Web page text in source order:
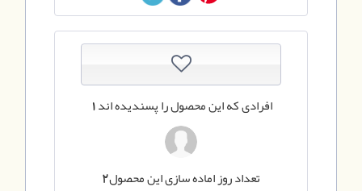
1 افرادی که این محصول را پسندیده اند
تعداد روز اماده سازی این محصول2